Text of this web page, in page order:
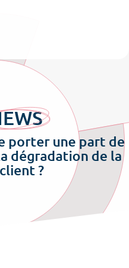
porter une part de
dégradation de la
?